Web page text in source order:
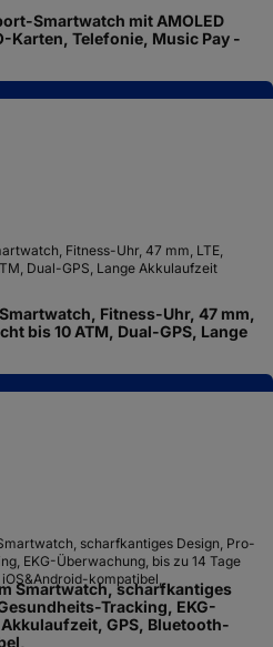
Smartwatch mit AMOLED
Karten, Telefonie, Music Pay -
Fitness-Uhr, 47 mm,
bis 10 ATM, Dual-GPS, Lange
Smartwatch, scharfkantiges
Tracking, EKG-
GPS, Bluetooth-